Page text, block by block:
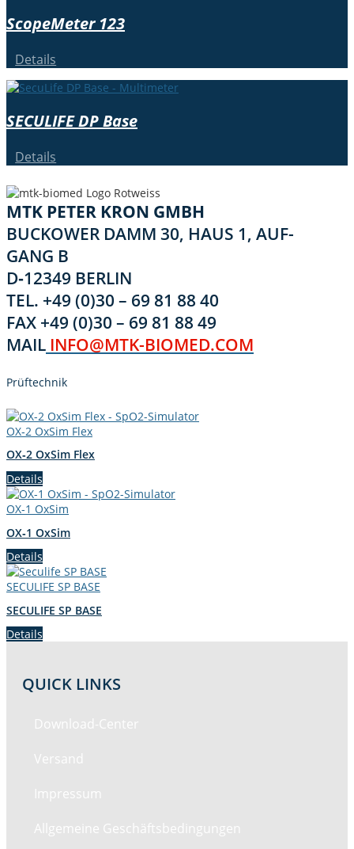
ScopeMeter 123
Details
SECULIFE DP Base
Details
MTK PETER KRON GMBH
BUCK­OW­ER DAMM 30, HAUS 1, AUF­
GANG B
D‑12349 BERLIN
TEL. +49 (0)30 – 69 81 88 40
FAX +49 (0)30 – 69 81 88 49
MAIL INFO@MTK-BIOMED.COM
Prüftech­nik
OX‑2 OxSim Flex
OX‑2 OxSim Flex
Details
OX‑1 OxSim
OX‑1 OxSim
Details
SECULIFE SP BASE
SECULIFE SP BASE
Details
QUICK LINKS
Down­load-Cen­ter
Ver­sand
Impres­sum
All­ge­meine Geschäftsbedingungen